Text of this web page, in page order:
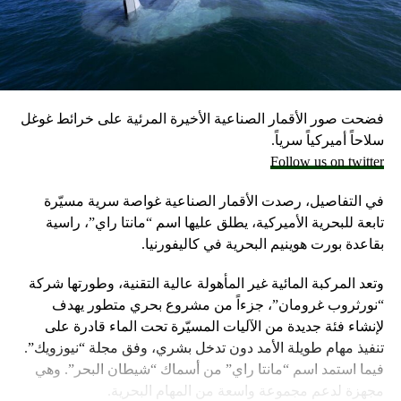
مسؤولون إسرائيليون حاليون وسابقون.
وكانت وزارة الخارجية أرجأت في مايو، فقط تسليم قنابل زنة
2000 رطل و500 رطل إلى إسرائيل بسبب مخاوف بشأن سقوط
ضحايا من المدنيين في مدينة رفح.
إلا أن نتنياهو خرج الأسبوع المضي بتصريحات نارية، ومفاجئة
حول مماطلة أميركا في تسليم تل أبيب أسلحة
ما أثار حفيظة البيت الأبيض الذي وصف تلك التصريحات بالمخيبة
للآمال.
فضحت صور الأقمار الصناعية الأخيرة المرئية على خرائط غوغل
سلاحاً أميركياً سرياً.
Follow us on twitter
في التفاصيل، رصدت الأقمار الصناعية غواصة سرية مسيّرة
تابعة للبحرية الأميركية، يطلق عليها اسم “مانتا راي”، راسية
بقاعدة بورت هوينيم البحرية في كاليفورنيا.
وتعد المركبة المائية غير المأهولة عالية التقنية، وطورتها شركة
“نورثروب غرومان”، جزءاً من مشروع بحري متطور يهدف
لإنشاء فئة جديدة من الآليات المسيّرة تحت الماء قادرة على
تنفيذ مهام طويلة الأمد دون تدخل بشري، وفق مجلة “نيوزويك”.
فيما استمد اسم “مانتا راي” من أسماك “شيطان البحر”. وهي
مجهزة لدعم مجموعة واسعة من المهام البحرية.